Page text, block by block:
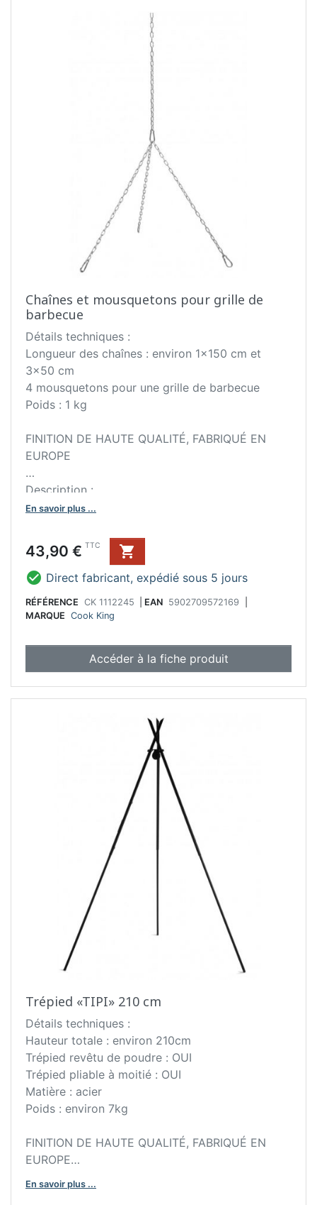
Chaînes et mousquetons pour grille de
barbecue
Détails techniques :
Longueur des chaînes : environ 1x150 cm et
3x50 cm
4 mousquetons pour une grille de barbecue
Poids : 1 kg
FINITION DE HAUTE QUALITÉ, FABRIQUÉ EN
EUROPE
Description :
Ensemble de chaînes et mousquetons galvanisés
grille de cuisson, une bouilloire ou un wok sur le
trépied de la collection COOK KING.
En savoir plus ...
Prix
43,90 € TTC

 Direct fabricant, expédié sous 5 jours
RÉFÉRENCE CK 1112245 EAN 5902709572169
MARQUE Cook King
Accéder à la fiche produit
Trépied «TIPI» 210 cm
Détails techniques :
Hauteur totale : environ 210cm
Trépied revêtu de poudre : OUI
Trépied pliable à moitié : OUI
Matière : acier
Poids : environ 7kg
FINITION DE HAUTE QUALITÉ, FABRIQUÉ EN
EUROPE
Description :
En savoir plus ...